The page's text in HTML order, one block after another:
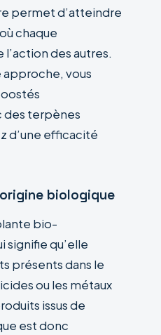
permet d’atteindre
chaque
des autres.
vous
des terpènes
d’une efficacité
biologique
bio-
signifie qu’elle
présents dans le
ou les métaux
issus de
est donc